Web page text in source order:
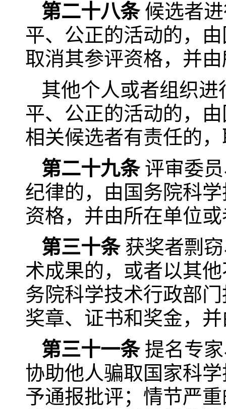
第二十八条候选者进
平、公正的活动的，
取消其参评资格，并
其他个人或者组织
平、公正的活动的，
相关候选者有责任的
第二十九条评审委员
纪律的，由国务院科
资格，并由所在单位
第三十条获奖者剽窃
术成果的，或者以其
务院科学技术行政部
奖章、证书和奖金，
第三十一条提名专家
协助他人骗取国家科
予通报批评；情节严